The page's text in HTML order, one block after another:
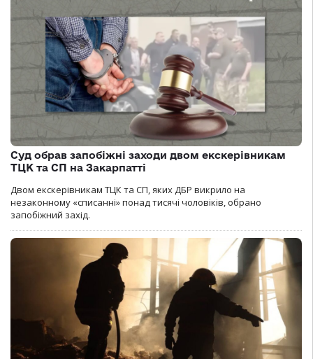
Суд обрав запобіжні заходи двом екскерівникам
ТЦК та СП на Закарпатті
Двом екскерівникам ТЦК та СП, яких ДБР викрило на
незаконному «списанні» понад тисячі чоловіків, обрано
запобіжний захід.